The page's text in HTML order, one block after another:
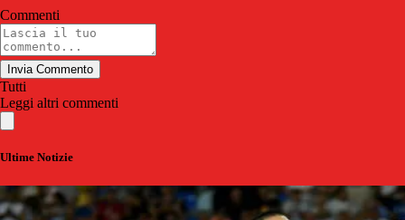
Commenti
Invia Commento
Tutti
Leggi altri commenti
Ultime Notizie